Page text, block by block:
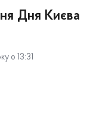
Дня Києва
о 13:31